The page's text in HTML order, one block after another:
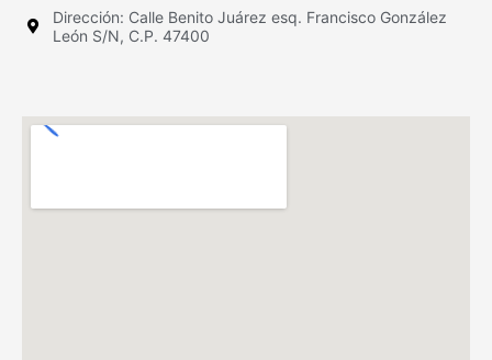
Dirección: Calle Benito Juárez esq. Francisco González
León S/N, C.P. 47400